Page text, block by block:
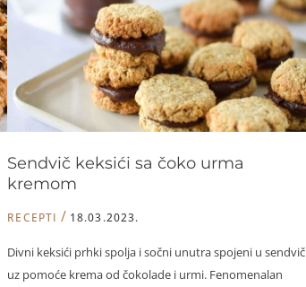
Sendvič keksići sa čoko urma
kremom
RECEPTI / 18.03.2023.
Divni keksići prhki spolja i sočni unutra spojeni u sendvič
uz pomoće krema od čokolade i urmi. Fenomenalan